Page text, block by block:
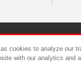
cookies to analyze our
with our analytics and